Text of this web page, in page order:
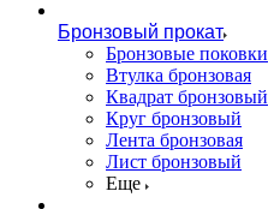
Бронзовый прокат
Бронзовые поковки
Втулка бронзовая
Квадрат бронзовый
Круг бронзовый
Лента бронзовая
Лист бронзовый
Еще